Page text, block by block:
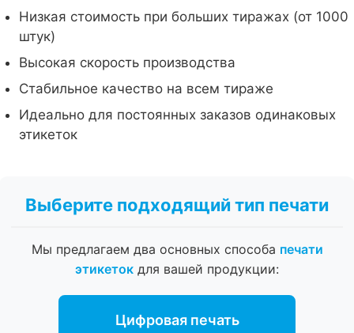
Низкая стоимость при больших тиражах (от 1000
штук)
Высокая скорость производства
Стабильное качество на всем тираже
Идеально для постоянных заказов одинаковых
этикеток
Выберите подходящий тип печати
Мы предлагаем два основных способа печати
этикеток для вашей продукции:
Цифровая печать